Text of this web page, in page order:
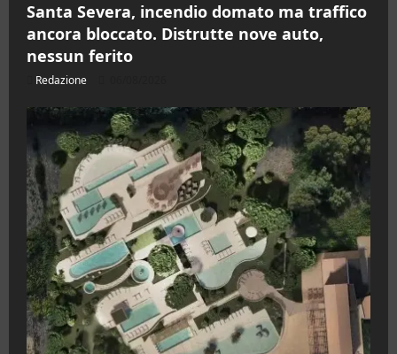
Santa Severa, incendio domato ma traffico
ancora bloccato. Distrutte nove auto,
nessun ferito
Redazione